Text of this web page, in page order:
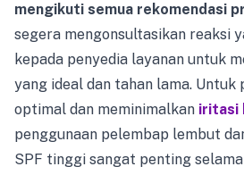
mengikuti semua rekomendasi
segera mengonsultasikan reaksi
kepada penyedia layanan untuk
yang ideal dan tahan lama. Untuk
optimal dan meminimalkan iritasi
penggunaan pelembap lembut
SPF tinggi sangat penting